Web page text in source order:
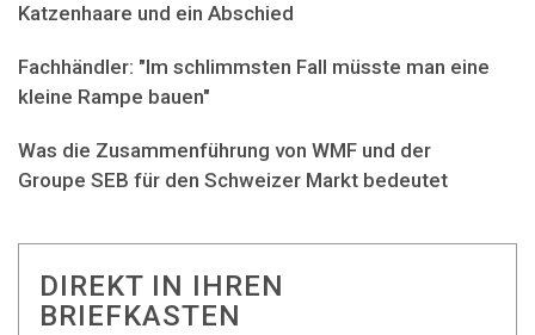
Katzenhaare und ein Abschied
Fachhändler: "Im schlimmsten Fall müsste man eine
kleine Rampe bauen"
Was die Zusammenführung von WMF und der
Groupe SEB für den Schweizer Markt bedeutet
DIREKT IN IHREN
BRIEFKASTEN